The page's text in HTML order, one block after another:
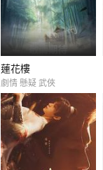
蓮花樓
劇情 懸疑 武俠